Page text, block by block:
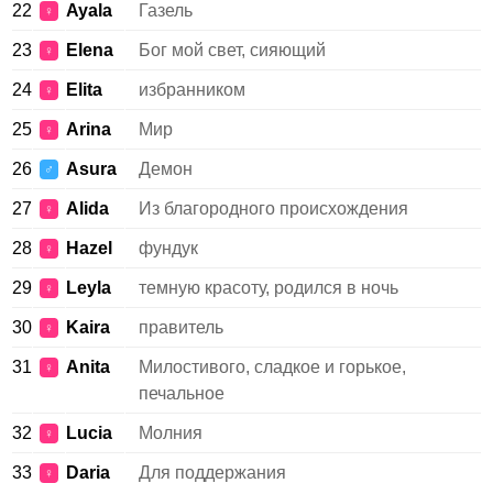
22 ♀ Ayala Газель
23 ♀ Elena Бог мой свет, сияющий
24 ♀ Elita избранником
25 ♀ Arina Мир
26 ♂ Asura Демон
27 ♀ Alida Из благородного происхождения
28 ♀ Hazel фундук
29 ♀ Leyla темную красоту, родился в ночь
30 ♀ Kaira правитель
31 ♀ Anita
Милостивого, сладкое и горькое,
печальное
32 ♀ Lucia Молния
33 ♀ Daria Для поддержания